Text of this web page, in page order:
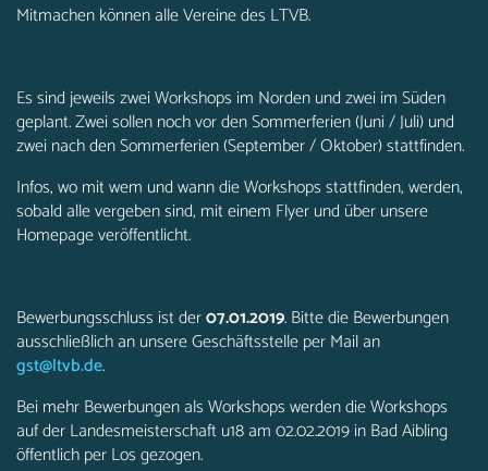
Mitmachen können alle Vereine des LTVB.
Es sind jeweils zwei Workshops im Norden und zwei im Süden
geplant. Zwei sollen noch vor den Sommerferien (Juni / Juli) und
zwei nach den Sommerferien (September / Oktober) stattfinden.
Infos, wo mit wem und wann die Workshops stattfinden, werden,
sobald alle vergeben sind, mit einem Flyer und über unsere
Homepage veröffentlicht.
Bewerbungsschluss ist der07.01.2019. Bitte die Bewerbungen
ausschließlich an unsere Geschäftsstelle per Mail an
gst@ltvb.de.
Bei mehr Bewerbungen als Workshops werden die Workshops
auf der Landesmeisterschaft u18 am 02.02.2019 in Bad Aibling
öffentlich per Los gezogen.